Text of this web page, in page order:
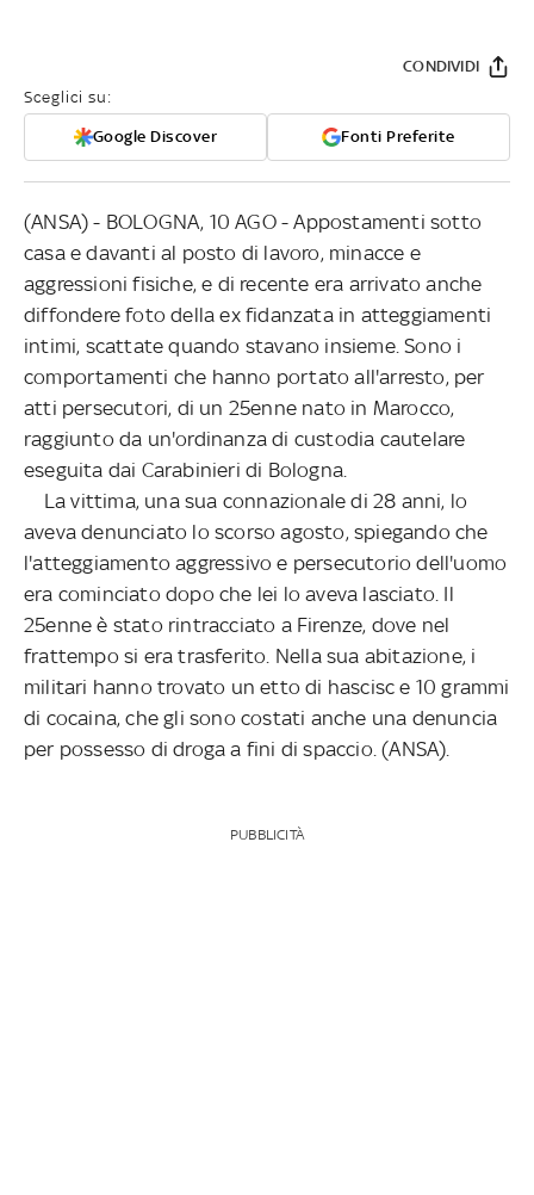
Sceglici su:
Google Discover Fonti Preferite
CONDIVIDI
(ANSA) - BOLOGNA, 10 AGO - Appostamenti sotto
casa e davanti al posto di lavoro, minacce e
aggressioni fisiche, e di recente era arrivato anche
diffondere foto della ex fidanzata in atteggiamenti
intimi, scattate quando stavano insieme. Sono i
comportamenti che hanno portato all'arresto, per
atti persecutori, di un 25enne nato in Marocco,
raggiunto da un'ordinanza di custodia cautelare
eseguita dai Carabinieri di Bologna.
La vittima, una sua connazionale di 28 anni, lo
aveva denunciato lo scorso agosto, spiegando che
l'atteggiamento aggressivo e persecutorio dell'uomo
era cominciato dopo che lei lo aveva lasciato. Il
25enne è stato rintracciato a Firenze, dove nel
frattempo si era trasferito. Nella sua abitazione, i
militari hanno trovato un etto di hascisc e 10 grammi
di cocaina, che gli sono costati anche una denuncia
per possesso di droga a fini di spaccio. (ANSA).
PUBBLICITÀ